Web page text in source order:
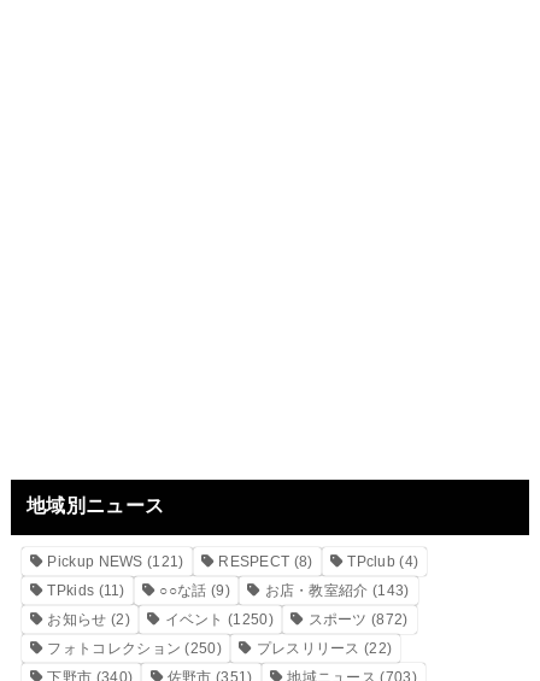
地域別ニュース
Pickup NEWS (121) RESPECT (8) TPclub (4)
TPkids (11) ○○な話 (9) お店・教室紹介 (143)
お知らせ (2) イベント (1250) スポーツ (872)
フォトコレクション (250) プレスリリース (22)
下野市 (340) 佐野市 (351) 地域ニュース (703)